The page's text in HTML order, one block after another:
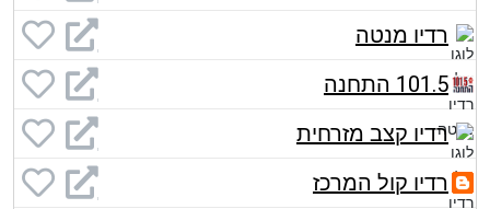
רדיו מנטה
101.5 התחנה
רדיו קצב מזרחית
רדיו קול המרכז